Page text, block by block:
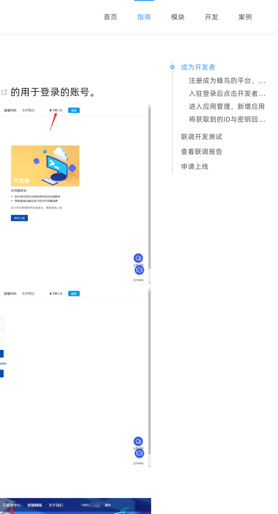
首页 指南 模块 开发 案例
(opens new window)
的用于登录的账号。
成为开发者
注册成为蜂鸟的平台，注册蜂鸟即时配送开放平台的用于登录的账号。
入驻登录后点击开发者中心配置信息并提交
进入应用管理，新增应用
将获取到的ID与密钥回填至系统
联调开发测试
查看联调报告
申请上线